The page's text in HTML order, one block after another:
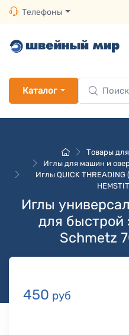
Телефоны
Каталог
Товары
Иглы для машин и
Иглы QUICK THREADING
Иглы
для
Schmetz
450 руб